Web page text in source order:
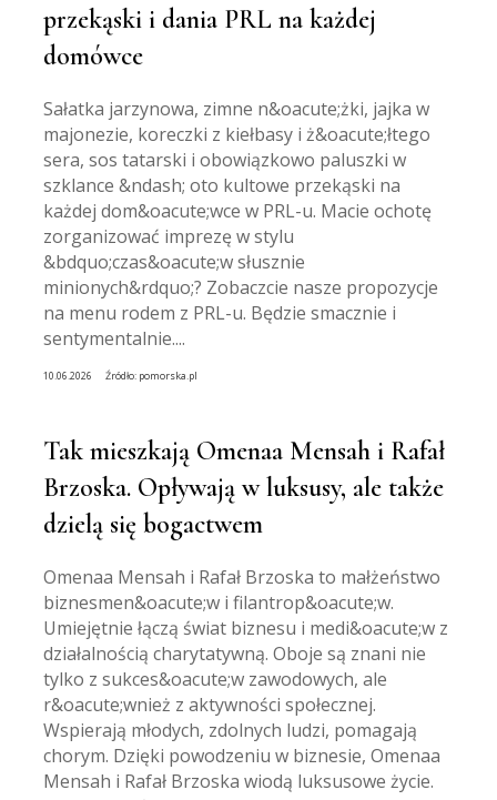
przekąski i dania PRL na każdej
domówce
Sałatka jarzynowa, zimne n&oacute;żki, jajka w
majonezie, koreczki z kiełbasy i ż&oacute;łtego
sera, sos tatarski i obowiązkowo paluszki w
szklance &ndash; oto kultowe przekąski na
każdej dom&oacute;wce w PRL-u. Macie ochotę
zorganizować imprezę w stylu
&bdquo;czas&oacute;w słusznie
minionych&rdquo;? Zobaczcie nasze propozycje
na menu rodem z PRL-u. Będzie smacznie i
sentymentalnie....
10.06.2026 Źródło: pomorska.pl
Tak mieszkają Omenaa Mensah i Rafał
Brzoska. Opływają w luksusy, ale także
dzielą się bogactwem
Omenaa Mensah i Rafał Brzoska to małżeństwo
biznesmen&oacute;w i filantrop&oacute;w.
Umiejętnie łączą świat biznesu i medi&oacute;w z
działalnością charytatywną. Oboje są znani nie
tylko z sukces&oacute;w zawodowych, ale
r&oacute;wnież z aktywności społecznej.
Wspierają młodych, zdolnych ludzi, pomagają
chorym. Dzięki powodzeniu w biznesie, Omenaa
Mensah i Rafał Brzoska wiodą luksusowe życie.